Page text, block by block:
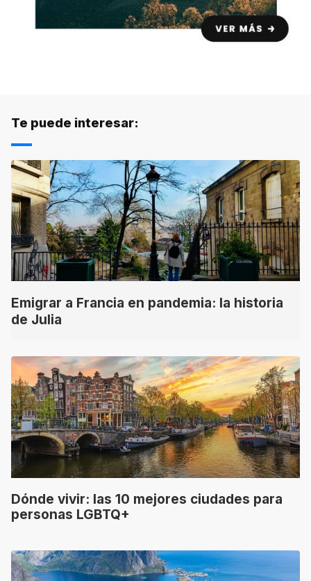
Te puede interesar:
Emigrar a Francia en pandemia: la historia
de Julia
Dónde vivir: las 10 mejores ciudades para
personas LGBTQ+